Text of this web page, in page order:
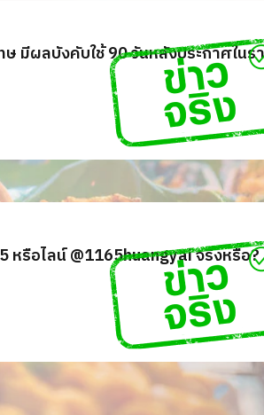
มีผลบังคับใช้ 90 วันหลังประกาศในร
รือไลน์ @1165huangyai จริงหรือ?